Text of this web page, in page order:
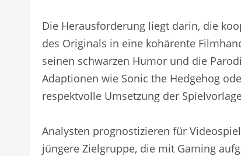
Die Herausforderung liegt darin, die
des Originals in eine kohärente
seinen schwarzen Humor und die
Adaptionen wie Sonic the Hedgehog
respektvolle Umsetzung der
Analysten prognostizieren für
jüngere Zielgruppe, die mit Gaming